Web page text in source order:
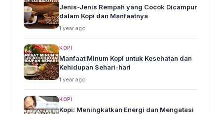
Jenis-Jenis Rempah yang Cocok Dicampur
dalam Kopi dan Manfaatnya
1 year ago
KOPI
Manfaat Minum Kopi untuk Kesehatan dan
Kehidupan Sehari-hari
1 year ago
KOPI
Kopi: Meningkatkan Energi dan Mengatasi